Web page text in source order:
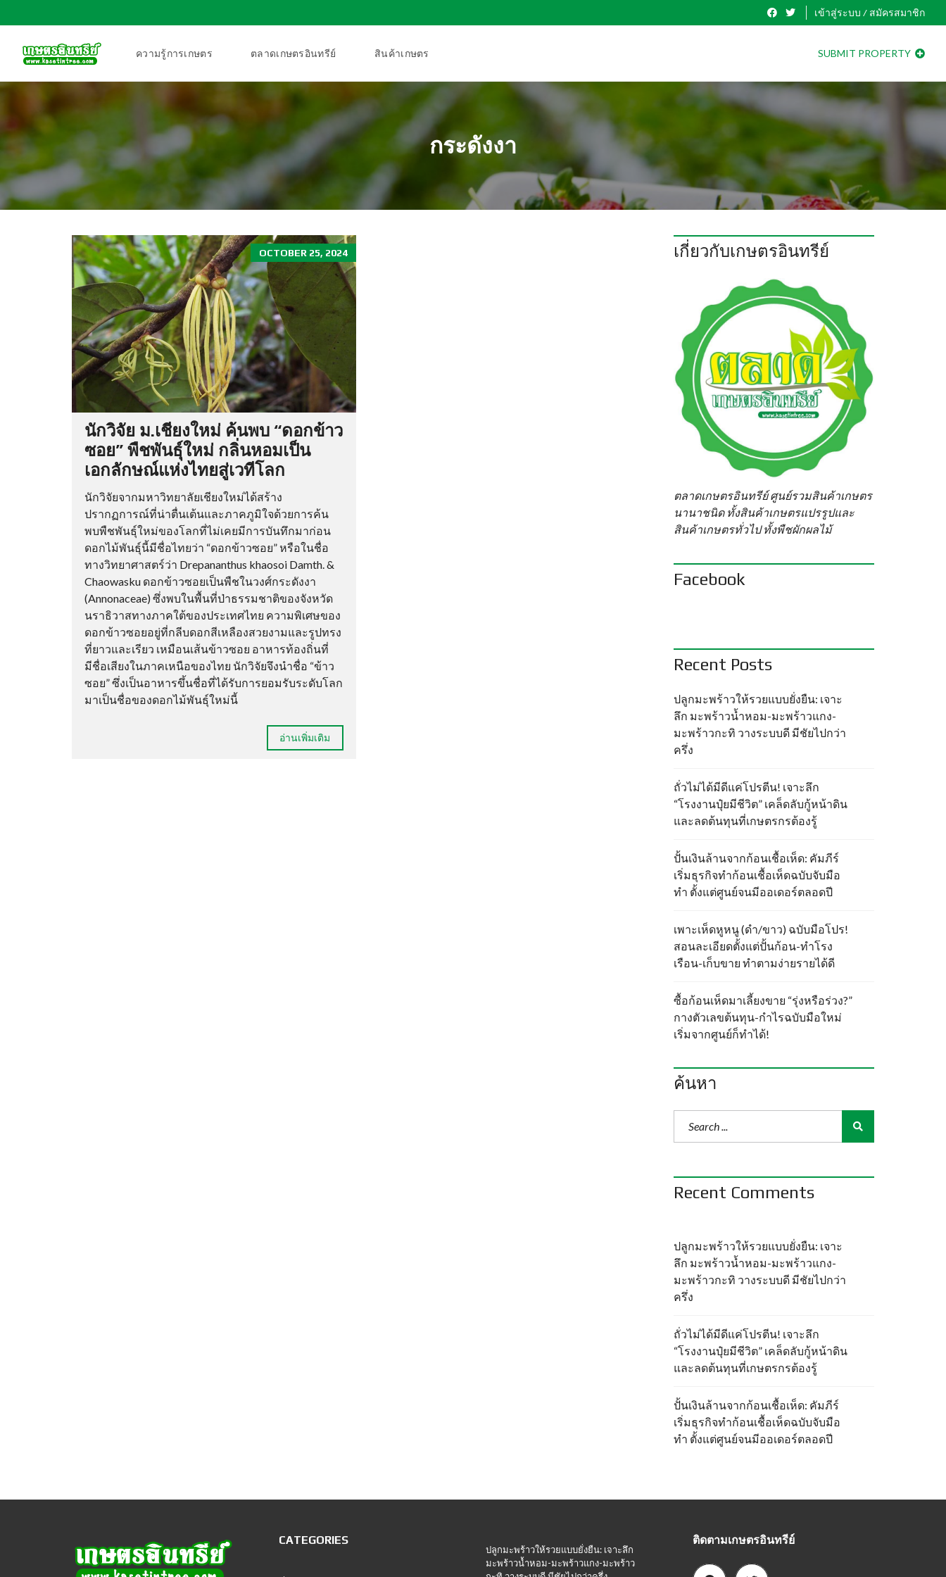
เข้าสู่ระบบ / สมัครสมาชิก
ความรู้การเกษตร ตลาดเกษตรอินทรีย์ สินค้าเกษตร SUBMIT PROPERTY
กระดังงา
OCTOBER 25, 2024
นักวิจัย ม.เชียงใหม่ ค้นพบ “ดอกข้าว
ซอย” พืชพันธุ์ใหม่ กลิ่นหอมเป็น
เอกลักษณ์แห่งไทยสู่เวทีโลก
นักวิจัยจากมหาวิทยาลัยเชียงใหม่ได้สร้าง
ปรากฏการณ์ที่น่าตื่นเต้นและภาคภูมิใจด้วยการค้น
พบพืชพันธุ์ใหม่ของโลกที่ไม่เคยมีการบันทึกมาก่อน
ดอกไม้พันธุ์นี้มีชื่อไทยว่า “ดอกข้าวซอย” หรือในชื่อ
ทางวิทยาศาสตร์ว่า Drepananthus khaosoi Damth. &
Chaowasku ดอกข้าวซอยเป็นพืชในวงศ์กระดังงา
(Annonaceae) ซึ่งพบในพื้นที่ป่าธรรมชาติของจังหวัด
นราธิวาสทางภาคใต้ของประเทศไทย ความพิเศษของ
ดอกข้าวซอยอยู่ที่กลีบดอกสีเหลืองสวยงามและรูปทรง
ที่ยาวและเรียว เหมือนเส้นข้าวซอย อาหารท้องถิ่นที่
มีชื่อเสียงในภาคเหนือของไทย นักวิจัยจึงนำชื่อ “ข้าว
ซอย” ซึ่งเป็นอาหารขึ้นชื่อที่ได้รับการยอมรับระดับโลก
มาเป็นชื่อของดอกไม้พันธุ์ใหม่นี้
อ่านเพิ่มเติม
เกี่ยวกับเกษตรอินทรีย์
ตลาดเกษตรอินทรีย์ ศูนย์รวมสินค้าเกษตร
นานาชนิด ทั้งสินค้าเกษตรแปรรูปและ
สินค้าเกษตรทั่วไป ทั้งพืชผักผลไม้
Facebook
Recent Posts
ปลูกมะพร้าวให้รวยแบบยั่งยืน: เจาะ
ลึก มะพร้าวน้ำหอม-มะพร้าวแกง-
มะพร้าวกะทิ วางระบบดี มีชัยไปกว่า
ครึ่ง
ถั่วไม่ได้มีดีแค่โปรตีน! เจาะลึก
“โรงงานปุ๋ยมีชีวิต” เคล็ดลับกู้หน้าดิน
และลดต้นทุนที่เกษตรกรต้องรู้
ปั้นเงินล้านจากก้อนเชื้อเห็ด: คัมภีร์
เริ่มธุรกิจทำก้อนเชื้อเห็ดฉบับจับมือ
ทำ ตั้งแต่ศูนย์จนมีออเดอร์ตลอดปี
เพาะเห็ดหูหนู (ดำ/ขาว) ฉบับมือโปร!
สอนละเอียดตั้งแต่ปั้นก้อน-ทำโรง
เรือน-เก็บขาย ทำตามง่ายรายได้ดี
ซื้อก้อนเห็ดมาเลี้ยงขาย “รุ่งหรือร่วง?”
กางตัวเลขต้นทุน-กำไรฉบับมือใหม่
เริ่มจากศูนย์ก็ทำได้!
ค้นหา
Recent Comments
ปลูกมะพร้าวให้รวยแบบยั่งยืน: เจาะ
ลึก มะพร้าวน้ำหอม-มะพร้าวแกง-
มะพร้าวกะทิ วางระบบดี มีชัยไปกว่า
ครึ่ง
ถั่วไม่ได้มีดีแค่โปรตีน! เจาะลึก
“โรงงานปุ๋ยมีชีวิต” เคล็ดลับกู้หน้าดิน
และลดต้นทุนที่เกษตรกรต้องรู้
ปั้นเงินล้านจากก้อนเชื้อเห็ด: คัมภีร์
เริ่มธุรกิจทำก้อนเชื้อเห็ดฉบับจับมือ
ทำ ตั้งแต่ศูนย์จนมีออเดอร์ตลอดปี
CATEGORIES
ปลูกมะพร้าวให้รวยแบบยั่งยืน: เจาะลึก
มะพร้าวน้ำหอม-มะพร้าวแกง-มะพร้าว
ติดตามเกษตรอินทรีย์